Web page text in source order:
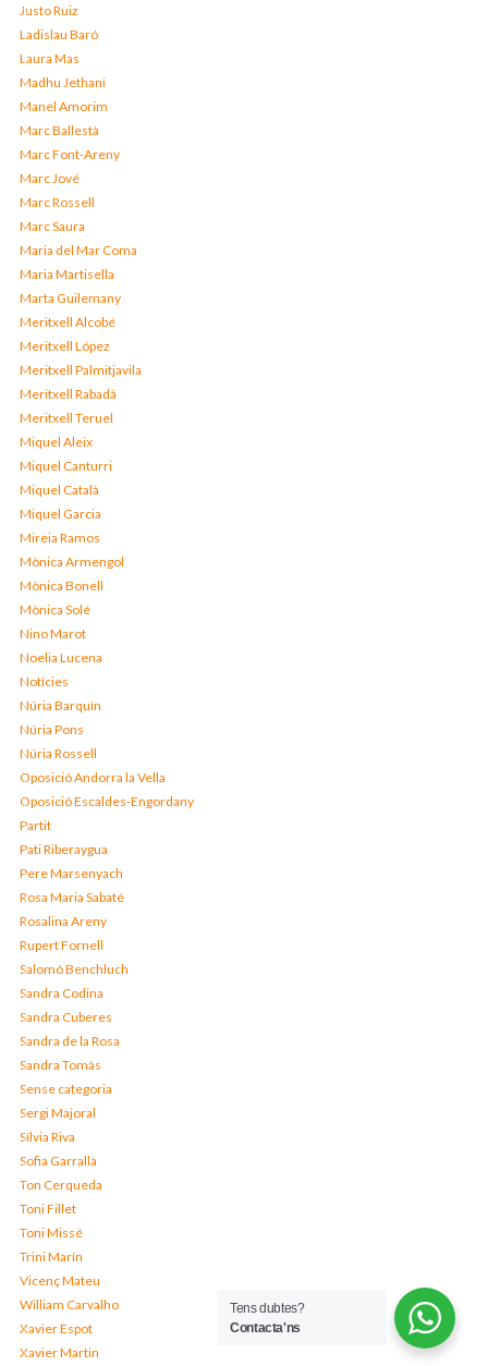
Justo Ruiz
Ladislau Baró
Laura Mas
Madhu Jethani
Manel Amorim
Marc Ballestà
Marc Font-Areny
Marc Jové
Marc Rossell
Marc Saura
Maria del Mar Coma
Maria Martisella
Marta Guilemany
Meritxell Alcobé
Meritxell López
Meritxell Palmitjavila
Meritxell Rabadà
Meritxell Teruel
Miquel Aleix
Miquel Canturri
Miquel Català
Miquel Garcia
Mireia Ramos
Mònica Armengol
Mònica Bonell
Mònica Solé
Nino Marot
Noelia Lucena
Notícies
Núria Barquín
Núria Pons
Núria Rossell
Oposició Andorra la Vella
Oposició Escaldes-Engordany
Partit
Pati Riberaygua
Pere Marsenyach
Rosa Maria Sabaté
Rosalina Areny
Rupert Fornell
Salomó Benchluch
Sandra Codina
Sandra Cuberes
Sandra de la Rosa
Sandra Tomàs
Sense categoria
Sergi Majoral
Sílvia Riva
Sofia Garrallà
Ton Cerqueda
Toni Fillet
Toni Missé
Trini Marín
Vicenç Mateu
William Carvalho
Xavier Espot
Xavier Martin
Tens dubtes?
Contacta'ns